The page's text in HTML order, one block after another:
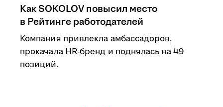
Как SOKOLOV повысил место
в Рейтинге работодателей
Компания привлекла амбассадоров,
прокачала HR-бренд и поднялась на 49
позиций.